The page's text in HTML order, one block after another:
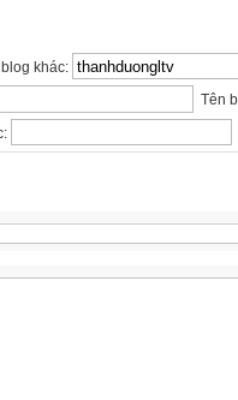
khác:
Tên